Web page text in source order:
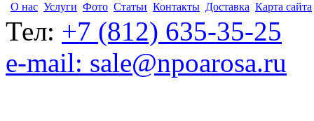
О нас Услуги Фото Статьи Контакты Доставка Карта сайта
Тел: +7 (812) 635-35-25
e-mail: sale@npoarosa.ru